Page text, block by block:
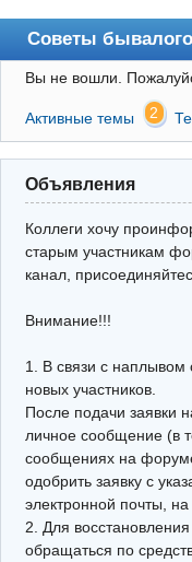
Советы
Форум
Правила
Поиск
Регистрация
Архив
Почта
Поиск релейщика
Видео РЗиА
Фотохостинг
Телеграм
Вы не вошли.
Активные темы 2
Объявления
Коллеги хочу
старым участникам
канал,
Внимание!!!
1. В связи с наплывом
новых участников.
После подачи заявки
личное сообщение (в
сообщениях на
одобрить заявку с
электронной почты,
2. Для
обращаться по